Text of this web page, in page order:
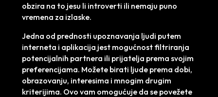
obzira na to jesu li introverti ili nemaju puno
vremena za izlaske.
Jedna od prednosti upoznavanja ljudi putem
interneta i aplikacija jest mogućnost filtriranja
potencijalnih partnera ili prijatelja prema svojim
preferencijama. Možete birati ljude prema dobi,
obrazovanju, interesima i mnogim drugim
kriterijima. Ovo vam omogućuje da se povežete